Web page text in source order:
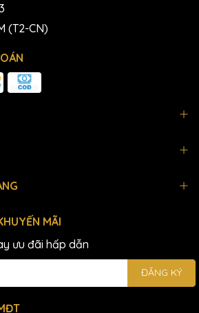
(T2-CN)
MÃI
ưu đãi hấp dẫn
ĐĂNG KÝ